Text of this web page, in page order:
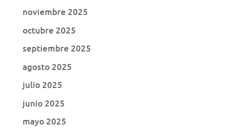
noviembre 2025
octubre 2025
septiembre 2025
agosto 2025
julio 2025
junio 2025
mayo 2025